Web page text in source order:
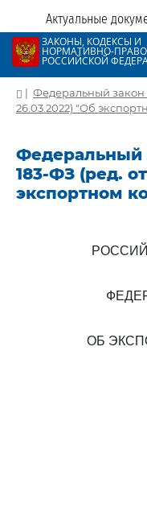
Актуальные
ЗАКОНЫ, КОДЕКСЫ И
НОРМАТИВНО-
РОССИЙСКОЙ
| Федеральный закон
26.03.2022) "Об
Федеральный
183-ФЗ (ред.
экспортном
ОБ